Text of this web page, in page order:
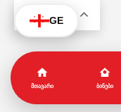
GE
ᲛᲗᲐᲕᲐᲠᲘ ᲑᲘᲜᲔᲑᲘ
KA